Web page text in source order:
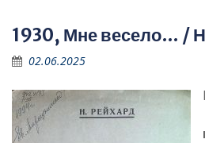
1930, Мне весело… /
02.06.2025